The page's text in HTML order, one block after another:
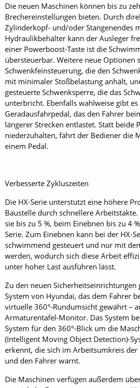
Die neuen Maschinen können bis zu
Brechereinstellungen bieten. Durch
Zylinderkopf- und/oder Stangenendes
Hydraulikbehälter kann der Ausleger
einer Powerboost-Taste ist die
übersteuerbar. Weitere neue Optionen
Schwenkfeinsteuerung, die den
mit minimaler Stoßbelastung anhält,
gesteuerte Schwenksperre, die das
unterbricht. Ebenfalls wahlweise gibt es
Geradausfahrpedal, das den Fahrer
längerer Strecken entlastet. Statt beide
niederzuhalten, fährt der Bediener die
einem Pedal.
Verbesserte Zykluszeiten
Die HX-Serie unterstützt eine höhere
Baustelle durch schnellere
sie bis zu 5 %, beim Einebnen bis zu 4
Serie. Zum Einebnen kann bei der HX-
schwimmend gesteuert und nur mit
werden, wodurch sich diese Arbeit
unter hoher Last ausführen lässt.
Zu den neuen Sicherheitseinrichtungen
System von Hyundai, das dem Fahrer
virtuelle 360°-Rundumsicht gewährt –
Armaturentafel-Monitor. Das System
System für den 360°-Blick um die
(Intelligent Moving Object Detection)-
erkennt, die sich im Arbeitsumkreis der
und den Fahrer warnt.
Die Maschinen verfügen außerdem